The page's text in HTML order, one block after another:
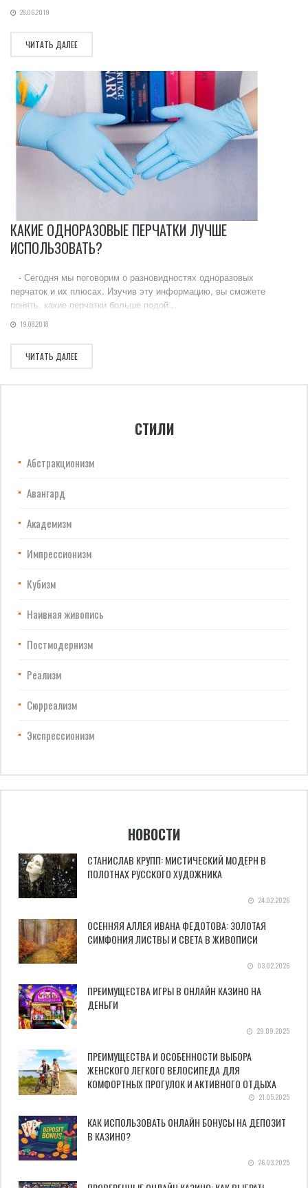
28.06.2019
ЧИТАТЬ ДАЛЕЕ
КАКИЕ ОДНОРАЗОВЫЕ ПЕРЧАТКИ ЛУЧШЕ
ИСПОЛЬЗОВАТЬ?
- Сегодня мы поговорим о разновидностях одноразовых
перчаток и их плюсах. Изучив эту информацию, вы сможете
понять, какие перчатки больше подой...
19.08.2018
ЧИТАТЬ ДАЛЕЕ
СТИЛИ
Абстракционизм
Авангард
Академизм
Импрессионизм
Кубизм
Наивная живопись
Постмодернизм
Реализм
Сюрреализм
Экспрессионизм
НОВОСТИ
СТАНИСЛАВ КРУПП: МИСТИЧЕСКИЙ МОДЕРН В
ПОЛОТНАХ РУССКОГО ХУДОЖНИКА
24.02.2026
ОСЕННЯЯ АЛЛЕЯ ИВАНА ФЕДОТОВА: ЗОЛОТАЯ
СИМФОНИЯ ЛИСТВЫ И СВЕТА В ЖИВОПИСИ
03.02.2026
ПРЕИМУЩЕСТВА ИГРЫ В ОНЛАЙН КАЗИНО НА
ДЕНЬГИ
29.09.2025
ПРЕИМУЩЕСТВА И ОСОБЕННОСТИ ВЫБОРА
ЖЕНСКОГО ЛЕГКОГО ВЕЛОСИПЕДА ДЛЯ
КОМФОРТНЫХ ПРОГУЛОК И АКТИВНОГО ОТДЫХА
21.05.2025
КАК ИСПОЛЬЗОВАТЬ ОНЛАЙН БОНУСЫ НА ДЕПОЗИТ
В КАЗИНО?
26.03.2025